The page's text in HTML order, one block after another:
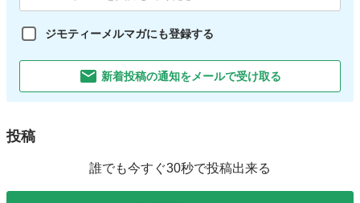
ジモティーメルマガにも登録する
新着投稿の通知をメールで受け取る
投稿
誰でも今すぐ30秒で投稿出来る